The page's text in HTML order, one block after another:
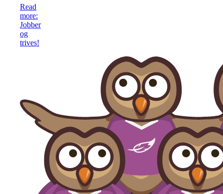
Read
more:
Jobber
og
trives!